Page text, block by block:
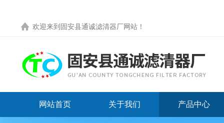
欢迎来到 固安县通诚滤清器厂网站 ！
网站首页 关于我们 产品中心